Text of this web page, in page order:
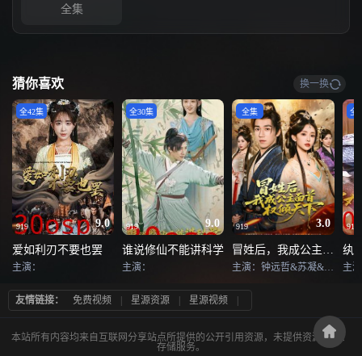
全集
猜你喜欢 换一换
919 9.0
全42集
爱如利刃不要也罢
主演：
919 9.0
全30集
谁说修仙不能讲科学
主演：
919 3.0
全集
主演：钟远哲&苏凝&李念欣
919
全
纨
主
友情链接： 免费视频 星源资源 星源视频
本站所有内容均来自互联网分享站点所提供的公开引用资源，未提供资源上传、
存储服务。